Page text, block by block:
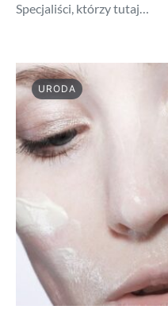
Specjaliści, którzy tutaj…
URODA